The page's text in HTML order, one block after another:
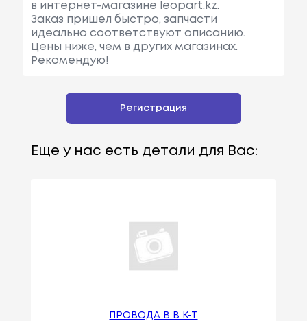
в интернет-магазине leopart.kz.
Заказ пришел быстро, запчасти
идеально соответствуют описанию.
Цены ниже, чем в других магазинах.
Рекомендую!
Регистрация
Еще у нас есть детали для Вас:
ПРОВОДА В В К-Т